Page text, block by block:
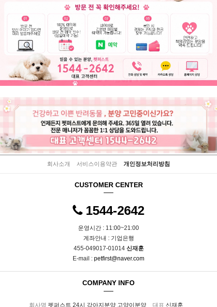
회사소개 서비스이용약관 개인정보처리방침
CUSTOMER CENTER
1544-2642
운영시간 : 11:00~21:00
계좌안내 : 기업은행
455-049017-01014 신재훈
E-mail : petfirst@naver.com
COMPANY INFO
회사명 펫퍼스트 24시 강아지분양 고양이분양 대표 신재훈